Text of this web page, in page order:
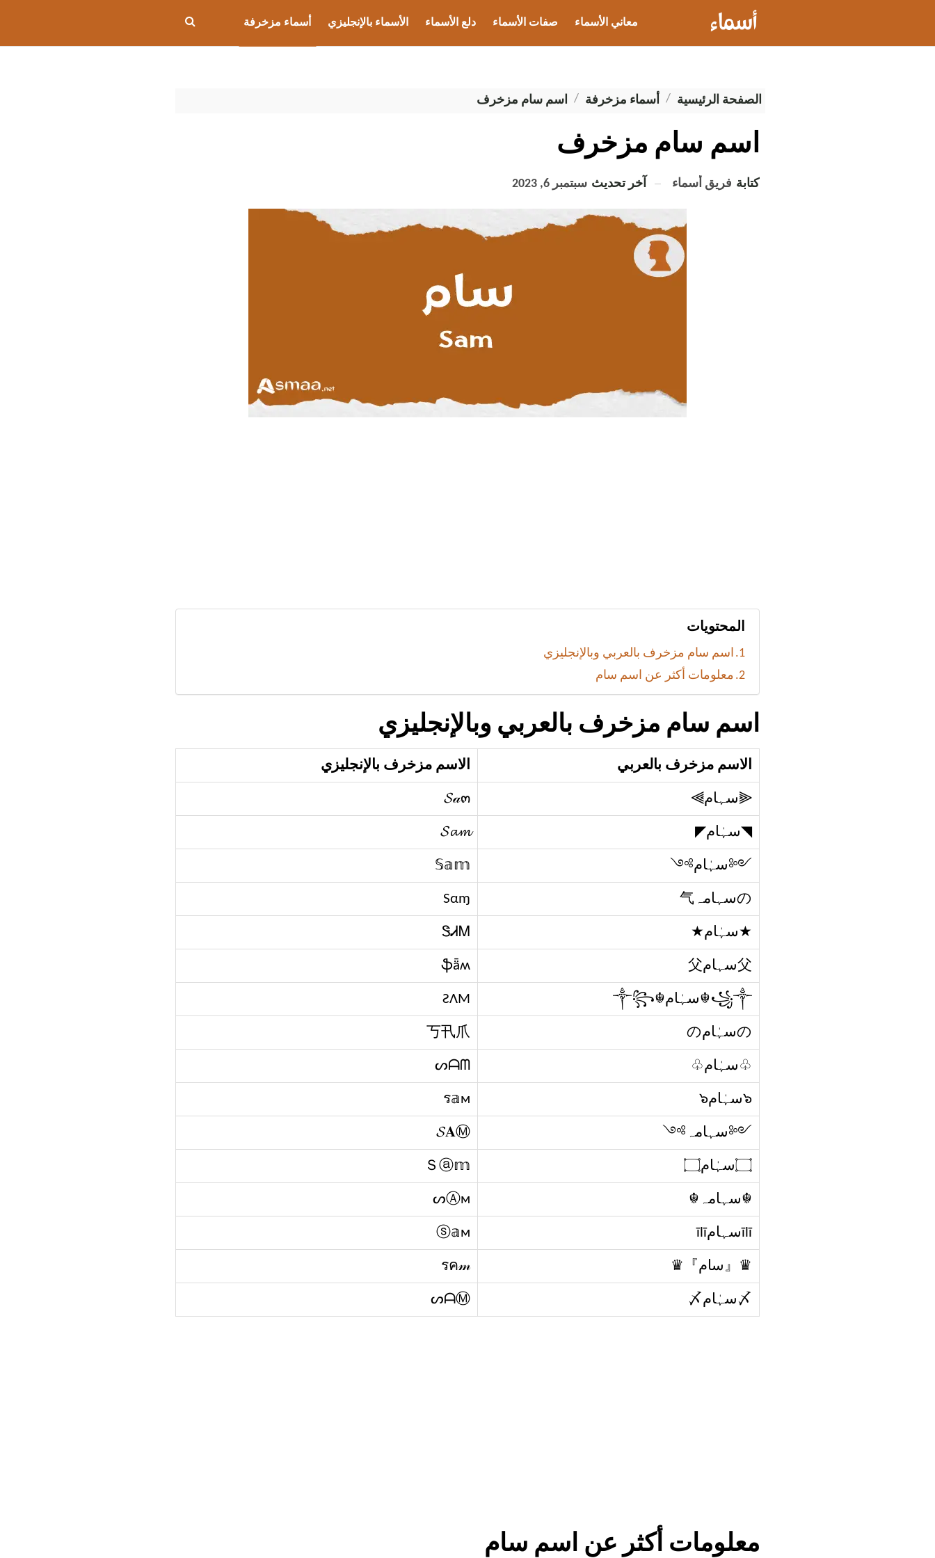
معاني الأسماء صفات الأسماء دلع الأسماء الأسماء بالإنجليزي أسماء مزخرفة
الصفحة الرئيسية أسماء مزخرفة اسم سام مزخرف
اسم سام مزخرف
كتابة فريق أسماء آخر تحديث سبتمبر 6, 2023
المحتويات
اسم سام مزخرف بالعربي وبالإنجليزي
معلومات أكثر عن اسم سام
اسم سام مزخرف بالعربي وبالإنجليزي
الاسم مزخرف بالعربي الاسم مزخرف بالإنجليزي
⫷سہام⫸ 𝓢𝒶๓
◥سہٰام◤​ 𝓢𝓪𝓶
༺سہٰام༻ 𝕊𝕒𝕞
のسہامہ气 Sαɱ
★سہٰام★ ᏕᏗᎷ
父سہام父 ֆǟʍ
꧁༒☬سہٰام☬༒꧂ ƧΛM
のسہٰامの 丂卂爪
♧سہٰام♧ ᔕᗩᗰ
๖سہٰام๖ ร𝕒м
༺سہامہ༻ 𝓢𝐀Ⓜ
۝سہٰام۝ Ｓⓐ𝕞
☬سہامہ☬ ᔕⒶм
īlīسہامīlī ⓢ𝕒м
♛『سام』♛ รค𝓂
〆سہٰام〆 ᔕᗩⓂ
معلومات أكثر عن اسم سام